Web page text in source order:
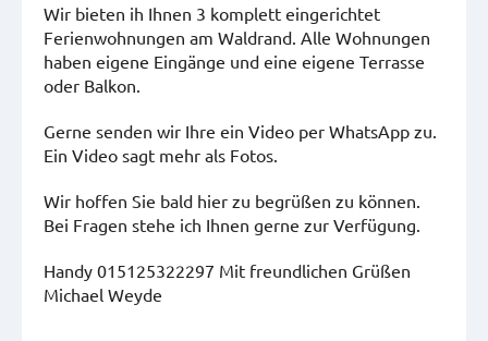
Wir bieten ih Ihnen 3 komplett eingerichtet
Ferienwohnungen am Waldrand. Alle Wohnungen
haben eigene Eingänge und eine eigene Terrasse
oder Balkon.
Gerne senden wir Ihre ein Video per WhatsApp zu.
Ein Video sagt mehr als Fotos.
Wir hoffen Sie bald hier zu begrüßen zu können.
Bei Fragen stehe ich Ihnen gerne zur Verfügung.
Handy 015125322297 Mit freundlichen Grüßen
Michael Weyde